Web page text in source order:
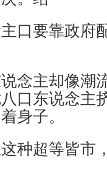
口要靠政府
念主却像潮
口东说念主
身子。
种超等皆市